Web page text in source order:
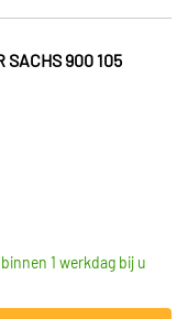
SACHS 900 105
1 werkdag bij u